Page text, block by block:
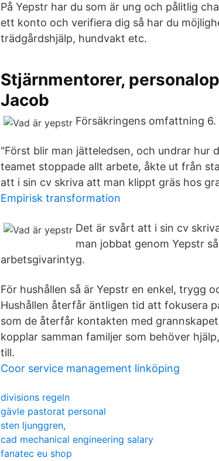
På Yepstr har du som är ung och pålitlig
ett konto och verifiera dig så har du
trädgårdshjälp, hundvakt etc.
Stjärnmentorer,
Jacob
Försäkringens omfattning 6.
"Först blir man jätteledsen, och undrar hur
teamet stoppade allt arbete, åkte ut från
att i sin cv skriva att man klippt gräs hos
Empirisk transformation
Det är svårt att i sin cv
man jobbat genom Yepstr
arbetsgivarintyg.
För hushållen så är Yepstr en enkel, trygg
Hushållen återfår äntligen tid att fokusera
som de återfår kontakten med
kopplar samman familjer som behöver
till.
Coor service management linköping
divisions regeln
gävle pastorat personal
sten ljunggren,
cad mechanical engineering salary
fanatec eu shop